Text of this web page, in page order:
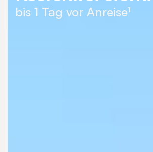
bis 1 Tag vor Anreise¹